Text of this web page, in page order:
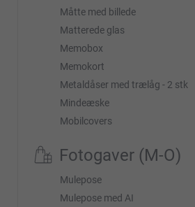
Måtte med billede
Matterede glas
Memobox
Memokort
Metaldåser med trælåg - 2 stk
Mindeæske
Mobilcovers
Fotogaver (M-O)
Mulepose
Mulepose med AI